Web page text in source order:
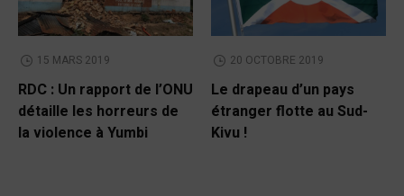
15 MARS 2019
RDC : Un rapport de l’ONU
détaille les horreurs de
la violence à Yumbi
20 OCTOBRE 2019
Le drapeau d’un pays
étranger flotte au Sud-
Kivu !